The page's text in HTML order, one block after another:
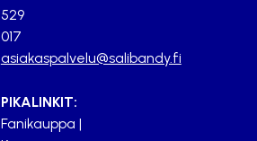
529
017
asiakaspalvelu@salibandy.fi
PIKALINKIT:
Fanikauppa |